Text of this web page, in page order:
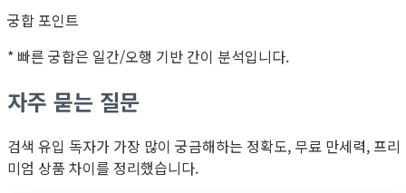
궁합 포인트
* 빠른 궁합은 일간/오행 기반 간이 분석입니다.
자주 묻는 질문
검색 유입 독자가 가장 많이 궁금해하는 정확도, 무료 만세력, 프리
미엄 상품 차이를 정리했습니다.